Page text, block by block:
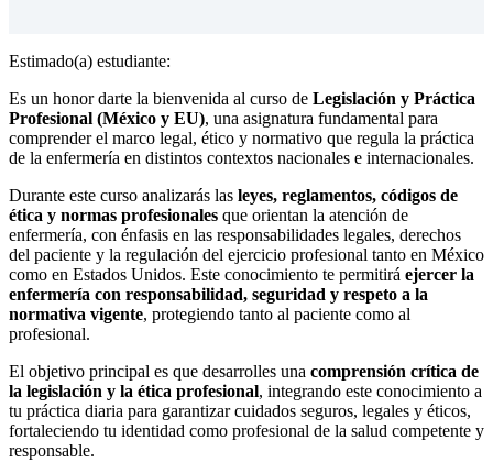
Estimado(a) estudiante:
Es un honor darte la bienvenida al curso de Legislación y Práctica
Profesional (México y EU), una asignatura fundamental para
comprender el marco legal, ético y normativo que regula la práctica
de la enfermería en distintos contextos nacionales e internacionales.
Durante este curso analizarás las leyes, reglamentos, códigos de
ética y normas profesionales que orientan la atención de
enfermería, con énfasis en las responsabilidades legales, derechos
del paciente y la regulación del ejercicio profesional tanto en México
como en Estados Unidos. Este conocimiento te permitirá ejercer la
enfermería con responsabilidad, seguridad y respeto a la
normativa vigente, protegiendo tanto al paciente como al
profesional.
El objetivo principal es que desarrolles una comprensión crítica de
la legislación y la ética profesional, integrando este conocimiento a
tu práctica diaria para garantizar cuidados seguros, legales y éticos,
fortaleciendo tu identidad como profesional de la salud competente y
responsable.